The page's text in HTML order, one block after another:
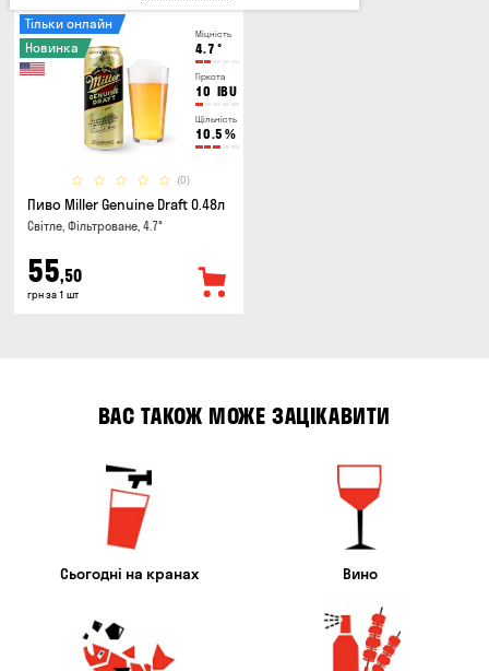
Міцність
4.7 °
Гіркота
10 IBU
Щільність
10.5 %
(0)
Тільки онлайн
Новинка
Пиво Miller Genuine Draft 0.48л
Світле, Фільтроване, 4.7°
55,50
грн за 1 шт
ВАС ТАКОЖ МОЖЕ ЗАЦІКАВИТИ
Сьогодні на кранах Вино